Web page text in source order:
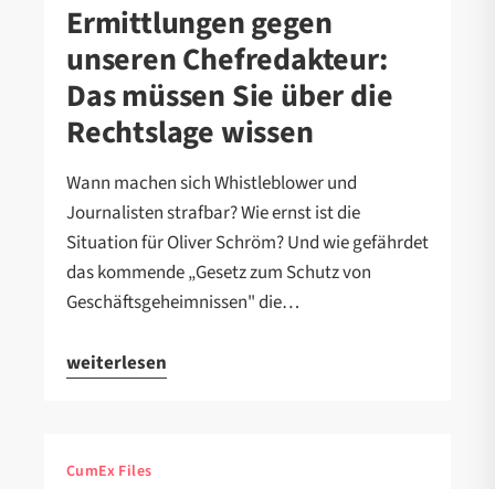
Ermittlungen gegen
unseren Chefredakteur:
Das müssen Sie über die
Rechtslage wissen
Wann machen sich Whistleblower und
Journalisten strafbar? Wie ernst ist die
Situation für Oliver Schröm? Und wie gefährdet
das kommende „Gesetz zum Schutz von
Geschäftsgeheimnissen" die…
weiterlesen
CumEx Files